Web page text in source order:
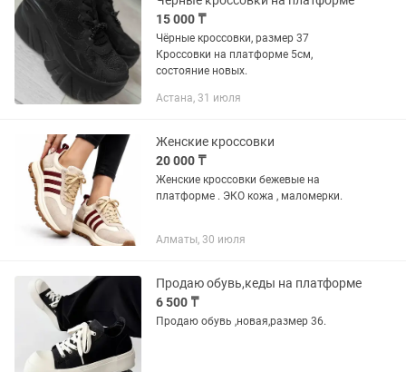
15 000 ₸
Чёрные кроссовки, размер 37
Кроссовки на платформе 5см,
состояние новых.
Астана, 31 июля
Женские кроссовки
20 000 ₸
Женские кроссовки бежевые на
платформе . ЭКО кожа , маломерки.
Алматы, 30 июля
Продаю обувь,кеды на платформе
6 500 ₸
Продаю обувь ,новая,размер 36.